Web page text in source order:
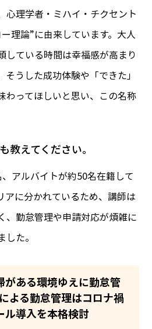
心理学者・ミハイ・チクセント
理論”に由来しています。大人
している時間は幸福感が高まり
うした成功体験や「できた」
わってほしいと思い、この名称
えてください。
、アルバイトが約50名在籍して
アに分かれているため、講師は
、勤怠管理や申請対応が煩雑に
た。
がある環境ゆえに勤怠管
よる勤怠管理はコロナ禍
ル導入を本格検討